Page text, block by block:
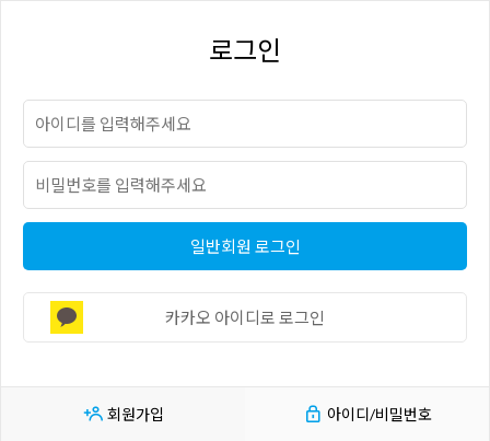
로그인
일반회원 로그인
카카오 아이디로 로그인
회원가입 아이디/비밀번호